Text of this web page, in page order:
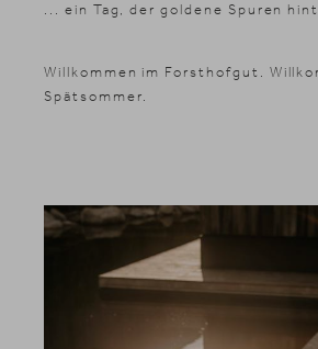
Suche
... ein Tag, der goldene Spuren
Willkommen im Forsthofgut.
Spätsommer.